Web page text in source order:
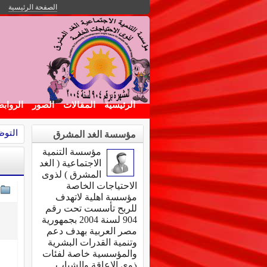
الصفحة الرئيسية
الرئيسية المقالات الصور
مؤسسة الغد المشرق
مؤسسة التنمية
الاجتماعية ( الغد
المشرق ) لذوى
الاحتياجات الخاصة
مؤسسة اهلية لاتهدف
للربح تأسست تحت رقم
904 لسنة 2004 بجمهورية
مصر العربية بهدف دعم
وتنمية القدرات البشرية
والمؤسسية خاصة لفئات
ذوى الاعاقة والشباب